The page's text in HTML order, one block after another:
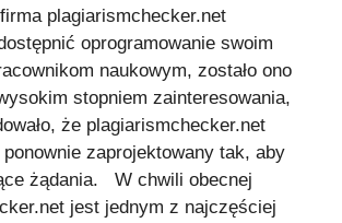
plagiarismchecker.net
oprogramowanie swoim
naukowym, zostało ono
stopniem zainteresowania,
że plagiarismchecker.net
ponownie zaprojektowany tak, aby
żądania. W chwili obecnej
jest jednym z najczęściej